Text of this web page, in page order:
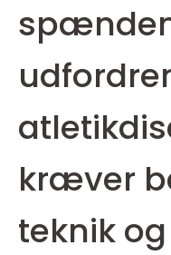
kræver
teknik